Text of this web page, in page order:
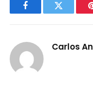
FacebookTwitter
Carlos